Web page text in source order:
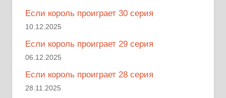
Если король проиграет 30 серия
10.12.2025
Если король проиграет 29 серия
06.12.2025
Если король проиграет 28 серия
28.11.2025